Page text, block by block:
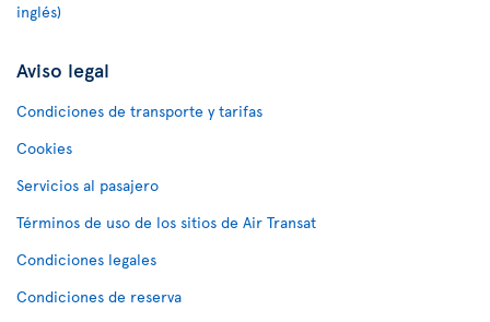
inglés)
Aviso legal
Condiciones de transporte y tarifas
Cookies
Servicios al pasajero
Términos de uso de los sitios de Air Transat
Condiciones legales
Condiciones de reserva